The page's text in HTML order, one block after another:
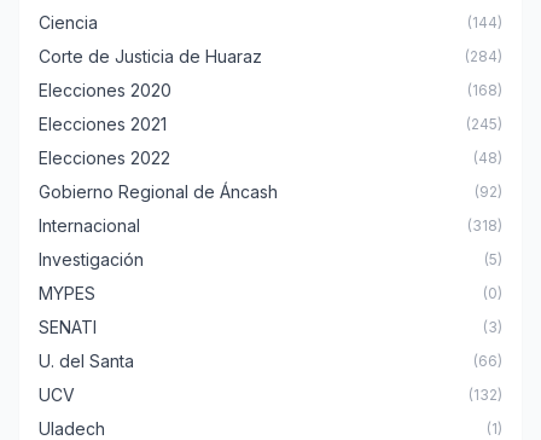
Ciencia (144)
Corte de Justicia de Huaraz (284)
Elecciones 2020 (168)
Elecciones 2021 (245)
Elecciones 2022 (48)
Gobierno Regional de Áncash (92)
Internacional (318)
Investigación (5)
MYPES (0)
SENATI (3)
U. del Santa (66)
UCV (132)
Uladech (1)